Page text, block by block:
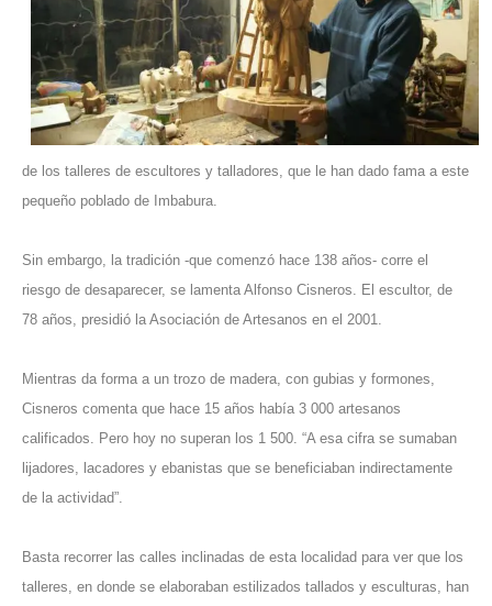
de los talleres de escultores y talladores, que le han dado fama a este
pequeño poblado de Imbabura.
Sin embargo, la tradición -que comenzó hace 138 años- corre el
riesgo de desaparecer, se lamenta Alfonso Cisneros. El escultor, de
78 años, presidió la Asociación de Artesanos en el 2001.
Mientras da forma a un trozo de madera, con gubias y formones,
Cisneros comenta que hace 15 años había 3 000 artesanos
calificados. Pero hoy no superan los 1 500. “A esa cifra se sumaban
lijadores, lacadores y ebanistas que se beneficiaban indirectamente
de la actividad”.
Basta recorrer las calles inclinadas de esta localidad para ver que los
talleres, en donde se elaboraban estilizados tallados y esculturas, han